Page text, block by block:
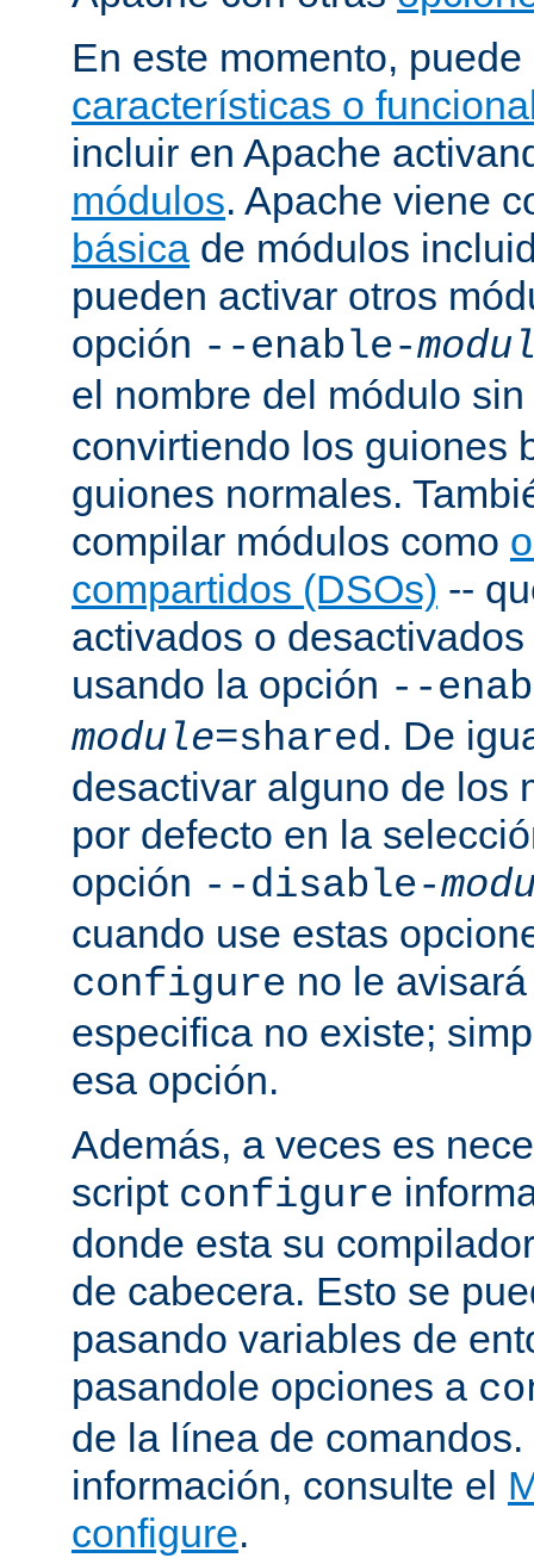
En este momento,
características o
incluir en Apache
módulos. Apache viene
básica de módulos
pueden activar otros
opción --enable-
el nombre del módulo
convirtiendo los guiones
guiones normales.
compilar módulos como
compartidos (DSOs) --
activados o
usando la opción --
module=shared. De
desactivar alguno de los
por defecto en la
opción --disable-
cuando use estas
configure no le
especifica no existe;
esa opción.
Además, a veces es
script configure
donde esta su
de cabecera. Esto se
pasando variables de
pasandole opciones a
de la línea de
información, consulte el
configure.